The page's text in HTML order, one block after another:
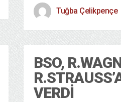
Tuğba Çelikpençe
BSO,
VERDI